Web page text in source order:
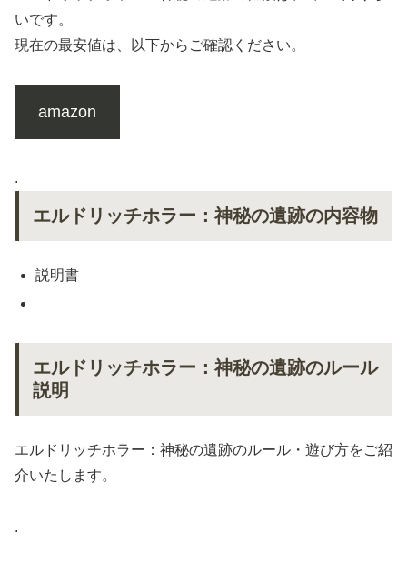
いです。
現在の最安値は、以下からご確認ください。
amazon
.
エルドリッチホラー：神秘の遺跡の内容物
説明書
エルドリッチホラー：神秘の遺跡のルール
説明
エルドリッチホラー：神秘の遺跡のルール・遊び方をご紹
介いたします。
.